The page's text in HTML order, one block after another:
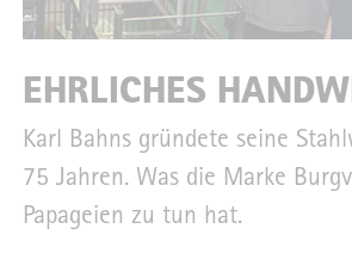
EHRLICHES
Karl Bahns gründete seine
75 Jahren. Was die Marke
Papageien zu tun hat.